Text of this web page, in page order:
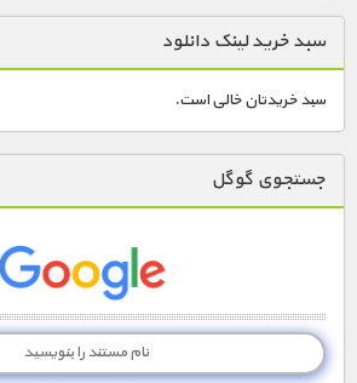
سبد خرید لینک دانلود
سبد خریدتان خالی است.
جستجوی گوگل